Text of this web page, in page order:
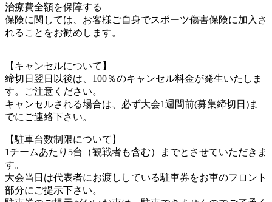
治療費全額を保障する
保険に関しては、お客様ご自身でスポーツ傷害保険に加入さ
れることをお勧めします。
【キャンセルについて】
締切日翌日以後は、100％のキャンセル料金が発生いたしま
す。ご注意ください。
キャンセルされる場合は、必ず大会1週間前(募集締切日)ま
でにご連絡下さい。
【駐車台数制限について】
1チームあたり5台（観戦者も含む）までとさせていただきま
す。
大会当日は代表者にお渡ししている駐車券をお車のフロント
部分にご提示下さい。